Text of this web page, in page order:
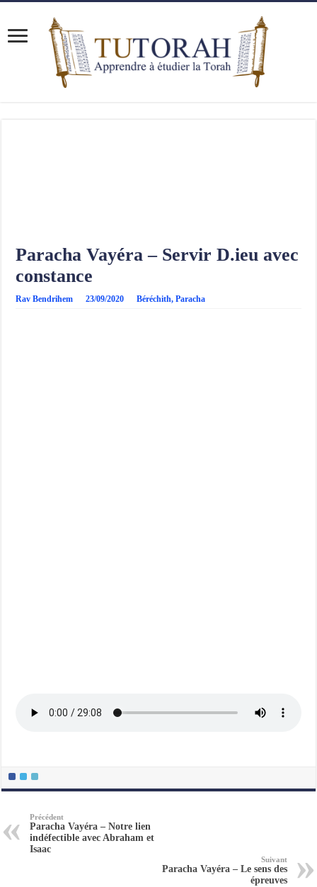
Paracha Vayéra – Servir D.ieu avec
constance
Rav Bendrihem 23/09/2020 Béréchith,Paracha
Précédent
Paracha Vayéra – Notre lien
indéfectible avec Abraham et
Isaac
Suivant
Paracha Vayéra – Le sens des
épreuves